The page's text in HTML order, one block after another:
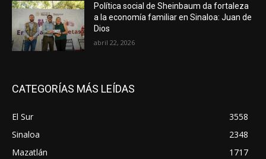
Política social de Sheinbaum da fortaleza
a la economía familiar en Sinaloa: Juan de
Dios
abril 22, 2026
CATEGORÍAS MÁS LEÍDAS
El Sur
3558
Sinaloa
2348
Mazatlán
1717